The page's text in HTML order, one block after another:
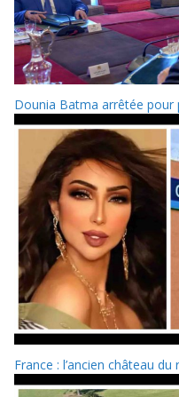
Dounia Batma arrêtée pour
France : l’ancien château